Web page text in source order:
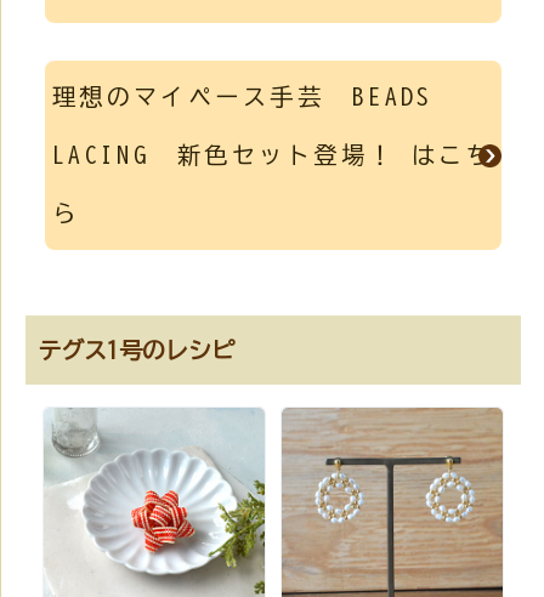
理想のマイペース手芸 BEADS
LACING 新色セット登場！ はこち
ら
テグス1号のレシピ